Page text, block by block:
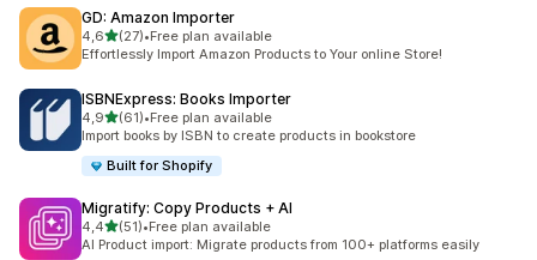
GD: Amazon Importer
4,6z 5 hvězd
(27)
Celkový počet recenzí: 27
•Free plan available
Effortlessly Import Amazon Products to Your online Store!
ISBNExpress: Books Importer
4,9z 5 hvězd
(61)
Celkový počet recenzí: 61
•Free plan available
Import books by ISBN to create products in bookstore
Built for Shopify
Migratify: Copy Products + AI
4,4z 5 hvězd
(51)
Celkový počet recenzí: 51
•Free plan available
AI Product import: Migrate products from 100+ platforms easily